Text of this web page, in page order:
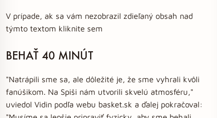
V prípade, ak sa vám nezobrazil zdieľaný obsah nad
týmto textom kliknite sem
BEHAŤ 40 MINÚT
"Natrápili sme sa, ale dôležité je, že sme vyhrali kvôli
fanúšikom. Na Spiši nám utvorili skvelú atmosféru,"
uviedol Vidin podľa webu basket.sk a ďalej pokračoval: